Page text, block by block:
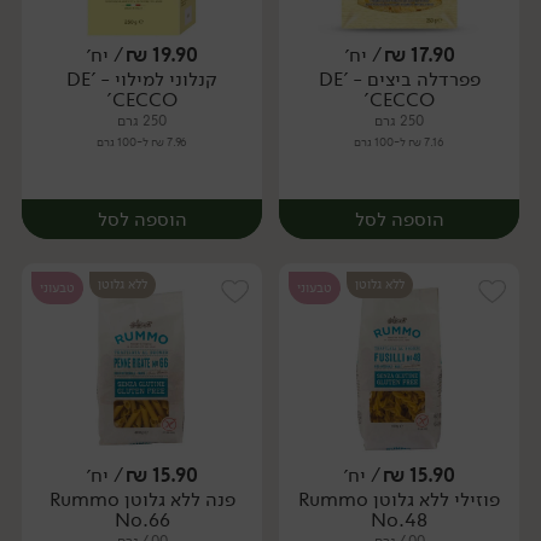
יח׳ יח׳
17.90
₪/ יח׳
פפרדלה ביצים - 'DE
CECCO'
250 גרם
7.16 ₪ ל-100 גרם
הוספה לסל
יח׳
19.90
₪/ יח׳
קנלוני למילוי - 'DE
CECCO'
250 גרם
7.96 ₪ ל-100 גרם
הוספה לסל
יח׳
ללא גלוטן טבעוני
15.90
₪/ יח׳
פוזילי ללא גלוטן Rummo
No.48
ללא גלוטן טבעוני
15.90
₪/ יח׳
פנה ללא גלוטן Rummo
No.66